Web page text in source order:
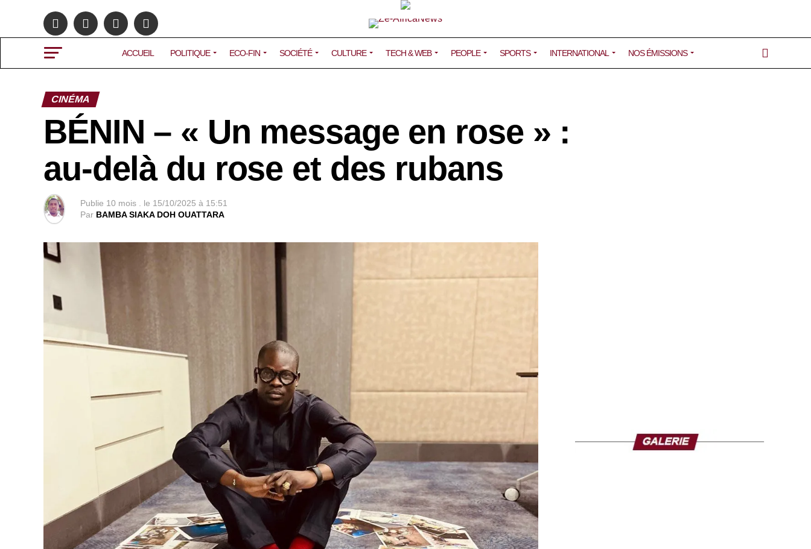
ACCUEIL POLITIQUE ECO-FIN SOCIÉTÉ CULTURE TECH & WEB PEOPLE SPORTS INTERNATIONAL NOS ÉMISSIONS
CINÉMA
BÉNIN – « Un message en rose » :
au-delà du rose et des rubans
Publie 10 mois . le 15/10/2025 à 15:51
Par BAMBA SIAKA DOH OUATTARA